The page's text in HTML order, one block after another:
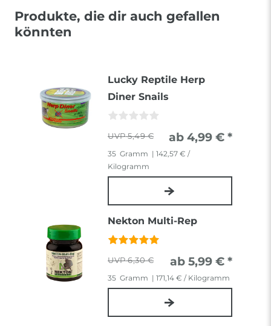
Produkte, die dir auch gefallen
könnten
Lucky Reptile Herp
Diner Snails
5,49 € ab 4,99 € *
35 Gramm | 142,57 € /
Kilogramm
Nekton Multi-Rep
6,30 € ab 5,99 € *
35 Gramm | 171,14 € / Kilogramm